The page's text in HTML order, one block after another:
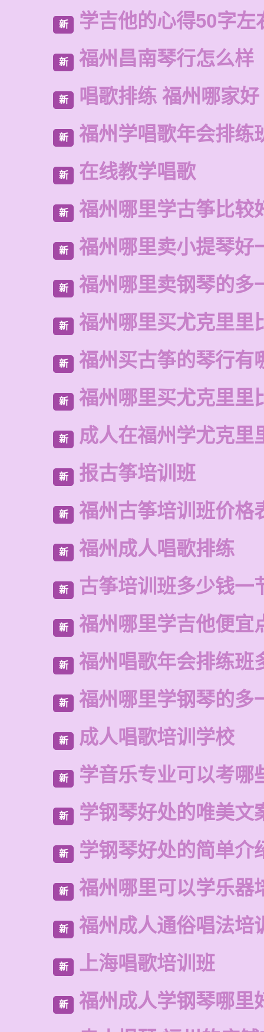
新 学吉他的心得50字左
新 福州昌南琴行怎么样
新 唱歌排练 福州哪家好
新 福州学唱歌年会排练
新 在线教学唱歌
新 福州哪里学古筝比较
新 福州哪里卖小提琴好
新 福州哪里卖钢琴的多
新 福州哪里买尤克里里
新 福州买古筝的琴行有
新 福州哪里买尤克里里
新 成人在福州学尤克里
新 报古筝培训班
新 福州古筝培训班价格
新 福州成人唱歌排练
新 古筝培训班多少钱一
新 福州哪里学吉他便宜
新 福州唱歌年会排练班
新 福州哪里学钢琴的多
新 成人唱歌培训学校
新 学音乐专业可以考哪
新 学钢琴好处的唯美文
新 学钢琴好处的简单介
新 福州哪里可以学乐器
新 福州成人通俗唱法培
新 上海唱歌培训班
新
福州成人学钢琴哪里